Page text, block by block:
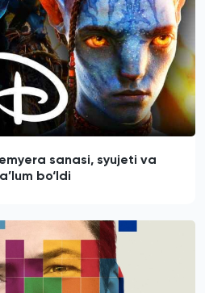
sanasi, syujeti va
bo‘ldi